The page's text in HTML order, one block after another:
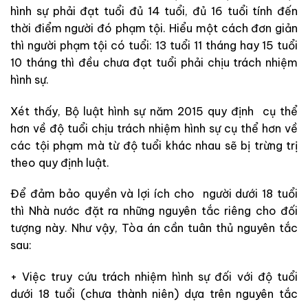
hình sự phải đạt tuổi đủ 14 tuổi, đủ 16 tuổi tính đến
thời điểm người đó phạm tội. Hiểu một cách đơn giản
thì người phạm tội có tuổi: 13 tuổi 11 tháng hay 15 tuổi
10 tháng thì đều chưa đạt tuổi phải chịu trách nhiệm
hình sự.
Xét thấy, Bộ luật hình sự năm 2015 quy định cụ thể
hơn về độ tuổi chịu trách nhiệm hình sự cụ thể hơn về
các tội phạm mà từ độ tuổi khác nhau sẽ bị trừng trị
theo quy định luật.
Để đảm bảo quyền và lợi ích cho người dưới 18 tuổi
thì Nhà nước đặt ra những nguyên tắc riêng cho đối
tượng này. Như vậy, Tòa án cần tuân thủ nguyên tắc
sau:
+ Việc truy cứu trách nhiệm hình sự đối với độ tuổi
dưới 18 tuổi (chưa thành niên) dựa trên nguyên tắc